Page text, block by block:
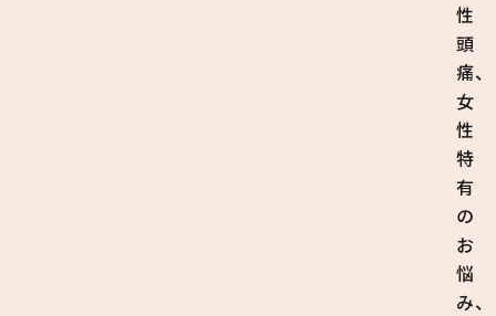
性
頭
痛、
女
性
特
有
の
お
悩
み、